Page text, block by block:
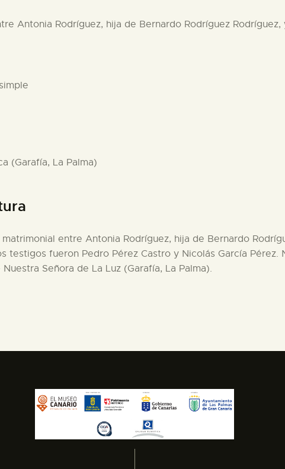
Antonia Rodríguez, hija de Bernardo Rodríguez
(Garafía, La Palma)
entre Antonia Rodríguez, hija de Bernardo
testigos fueron Pedro Pérez Castro y Nicolás García
Señora de La Luz (Garafía, La Palma).